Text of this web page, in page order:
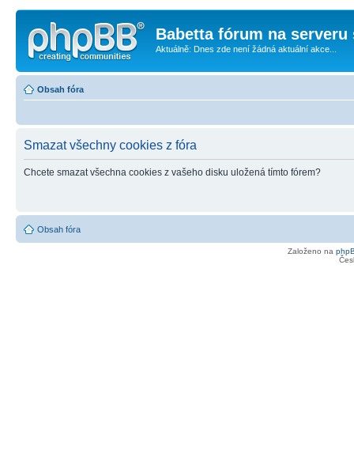
Babetta fórum na serveru
Aktuálně: Dnes zde není žádná aktuální akce...
Obsah fóra
Smazat všechny cookies z fóra
Chcete smazat všechna cookies z vašeho disku uložená tímto fórem?
Obsah fóra
Založeno na